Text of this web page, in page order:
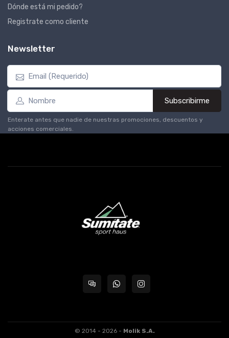
Dónde está mi pedido?
Registrate como cliente
Newsletter
Subscribirme
Enterate antes que nadie de nuestras promociones, descuentos y
acciones comerciales.
© 2014 - 2026 - Molik S.A.